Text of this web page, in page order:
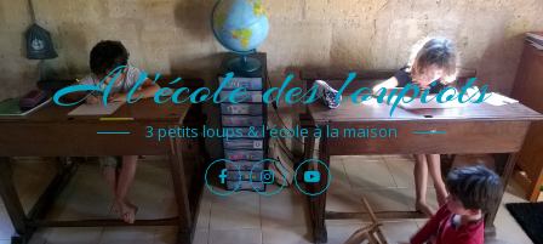
A l'école des loupiots
3 petits loups & l'école à la maison